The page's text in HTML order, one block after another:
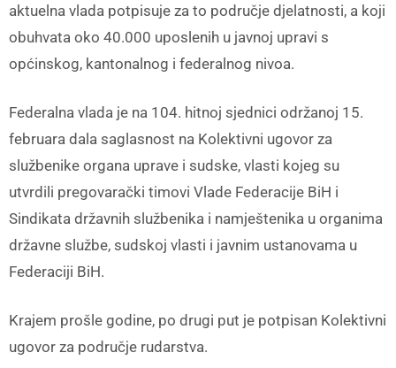
aktuelna vlada potpisuje za to područje djelatnosti, a koji
obuhvata oko 40.000 uposlenih u javnoj upravi s
općinskog, kantonalnog i federalnog nivoa.
Federalna vlada je na 104. hitnoj sjednici održanoj 15.
februara dala saglasnost na Kolektivni ugovor za
službenike organa uprave i sudske, vlasti kojeg su
utvrdili pregovarački timovi Vlade Federacije BiH i
Sindikata državnih službenika i namještenika u organima
državne službe, sudskoj vlasti i javnim ustanovama u
Federaciji BiH.
Krajem prošle godine, po drugi put je potpisan Kolektivni
ugovor za područje rudarstva.